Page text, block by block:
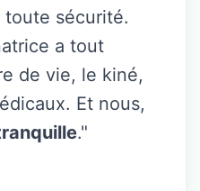
sécurité.
a tout
de vie, le kiné,
Et nous,
."